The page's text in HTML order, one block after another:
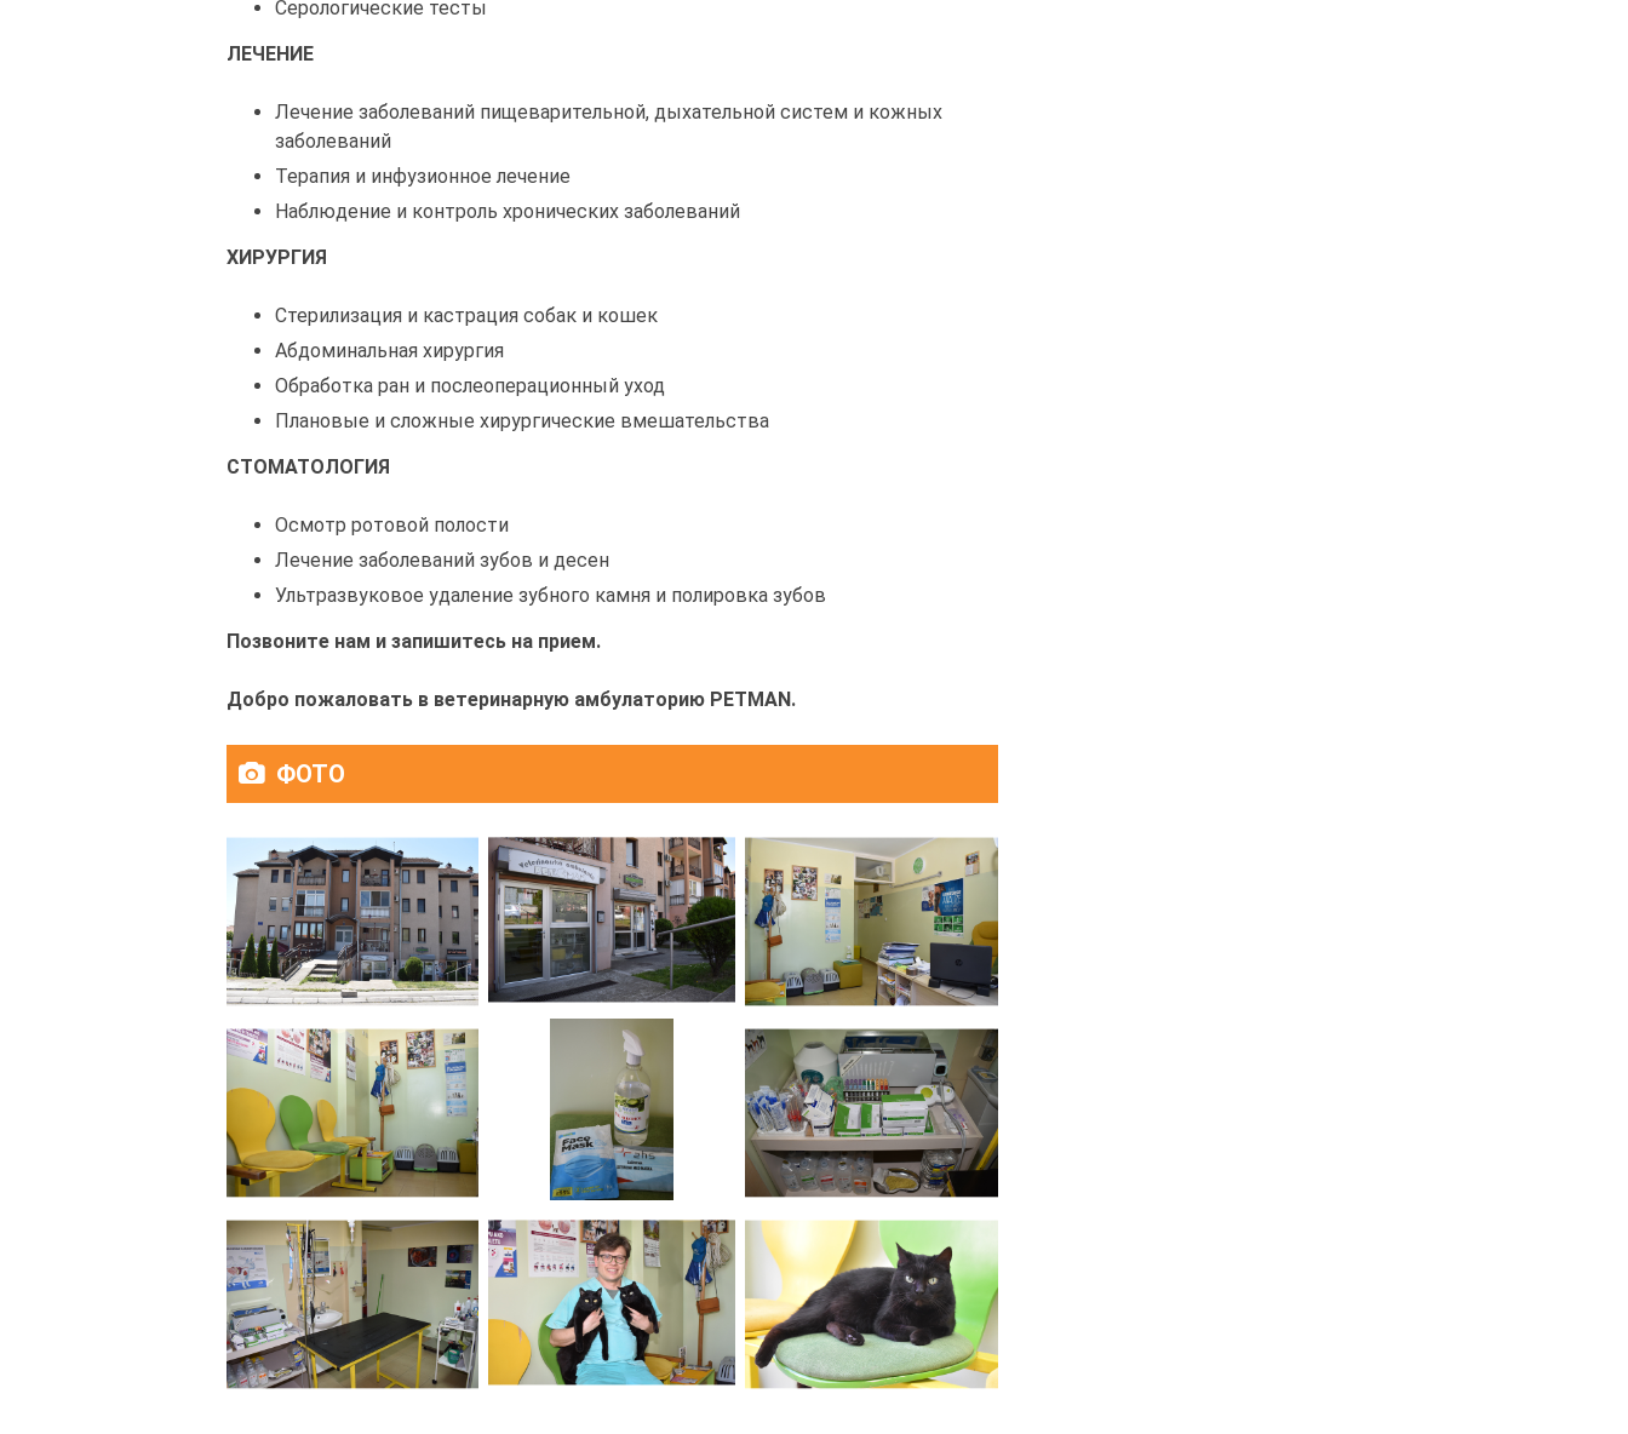
Серологические тесты
ЛЕЧЕНИЕ
Лечение заболеваний пищеварительной, дыхательной систем и кожных
заболеваний
Терапия и инфузионное лечение
Наблюдение и контроль хронических заболеваний
ХИРУРГИЯ
Стерилизация и кастрация собак и кошек
Абдоминальная хирургия
Обработка ран и послеоперационный уход
Плановые и сложные хирургические вмешательства
СТОМАТОЛОГИЯ
Осмотр ротовой полости
Лечение заболеваний зубов и десен
Ультразвуковое удаление зубного камня и полировка зубов
Позвоните нам и запишитесь на прием.
Добро пожаловать в ветеринарную амбулаторию PETMAN.
ФОТО